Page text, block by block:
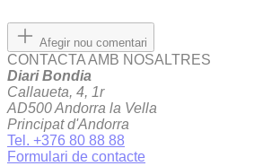
Afegir nou comentari
CONTACTA AMB NOSALTRES
Diari Bondia
Callaueta, 4, 1r
AD500 Andorra la Vella
Principat d'Andorra
Tel. +376 80 88 88
Formulari de contacte